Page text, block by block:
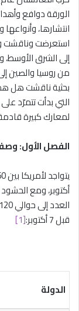
الورقة دوافع
انتشارها، وأنواعها
استعرضت وناقشت
إلى الشرق الأوسط،
من روسيا والصين
بحثية ناقشت هل
التي بدأت تتمرّد
لمعارك كبيرة
الفصل الأول:
قبل 7 أكتوبر:
[1]
الدولة